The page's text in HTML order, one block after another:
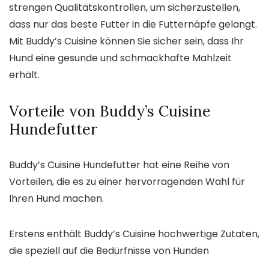
strengen Qualitätskontrollen, um sicherzustellen,
dass nur das beste Futter in die Futternäpfe gelangt.
Mit Buddy’s Cuisine können Sie sicher sein, dass Ihr
Hund eine gesunde und schmackhafte Mahlzeit
erhält.
Vorteile von Buddy’s Cuisine
Hundefutter
Buddy’s Cuisine Hundefutter hat eine Reihe von
Vorteilen, die es zu einer hervorragenden Wahl für
Ihren Hund machen.
Erstens enthält Buddy’s Cuisine hochwertige Zutaten,
die speziell auf die Bedürfnisse von Hunden